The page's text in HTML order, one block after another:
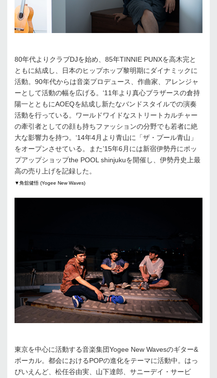
80年代よりクラブDJを始め、85年TINNIE PUNXを高木完と
ともに結成し、日本のヒップホップ黎明期にダイナミックに
活動。90年代からは音楽プロデュース、作曲家、アレンジャ
ーとして活動の幅を広げる。‘11年より真心ブラザースの倉持
陽一とともにAOEQを結成し新たなバンドスタイルでの演奏
活動を行っている。ワールドワイドなストリートカルチャー
の牽引者としての顔も持ちファッションの分野でも若者に絶
大な影響力を持つ。‘14年4月より青山に「ザ・プール青山」
をオープンさせている。また’15年6月には新宿伊勢丹にポッ
プアップショップthe POOL shinjukuを開催し、伊勢丹史上最
高の売り上げを記録した。
▼角舘健悟 (Yogee New Waves)
東京を中心に活動する音楽集団Yogee New Wavesのギター&
ボーカル。都会におけるPOPの進化をテーマに活動中。はっ
ぴいえんど、松任谷由実、山下達郎、サニーデイ・サービ